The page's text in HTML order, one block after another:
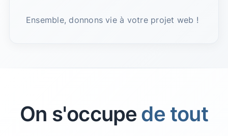
Ensemble, donnons vie à votre projet web !
On s'occupe de tout